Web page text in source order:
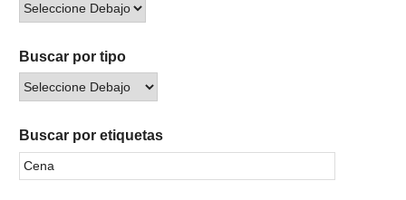
Buscar por tipo
Buscar por etiquetas